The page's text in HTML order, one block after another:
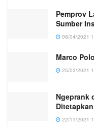
Pemprov
Sumber
08/04/2021
Marco
25/03/2021
Ngeprank
22/11/2021